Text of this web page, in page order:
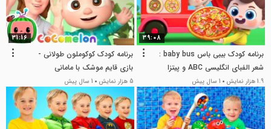
39:08
برنامه کودک بیبی باس baby bus :
شعر الفبای انگلیسی ABC و پیتزا
1.9 هزار نمایش 1 سال پیش
31:16
برنامه کودک کوکوملون طولانی -
بازی قایم موشک با مامانی
5 هزار نمایش 1 سال پیش